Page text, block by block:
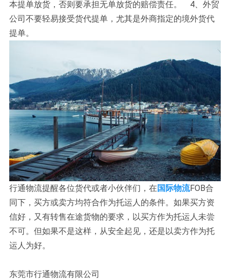
本提单放货，否则要承担无单放货的赔偿责任。 4、外贸
公司不要轻易接受货代提单，尤其是外商指定的境外货代
提单。
行通物流提醒各位货代或者小伙伴们，在 国际物流FOB合
同下，买方或卖方均符合作为托运人的条件。如果买方资
信好，又有转售在途货物的要求，以买方作为托运人未尝
不可。但如果不是这样，从安全起见，还是以卖方作为托
运人为好。
东莞市行通物流有限公司